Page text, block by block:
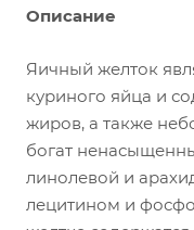
Описание
Яичный желток
куриного яйца и
жиров, а также
богат
линолевой и
лецитином и